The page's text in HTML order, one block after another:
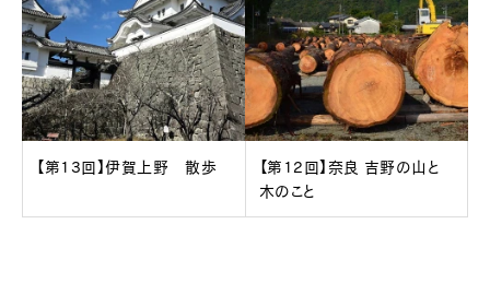
【第13回】伊賀上野 散歩
【第12回】奈良 吉野の山と
木のこと